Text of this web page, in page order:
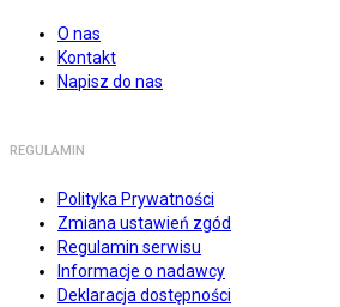
O nas
Kontakt
Napisz do nas
REGULAMIN
Polityka Prywatności
Zmiana ustawień zgód
Regulamin serwisu
Informacje o nadawcy
Deklaracja dostępności